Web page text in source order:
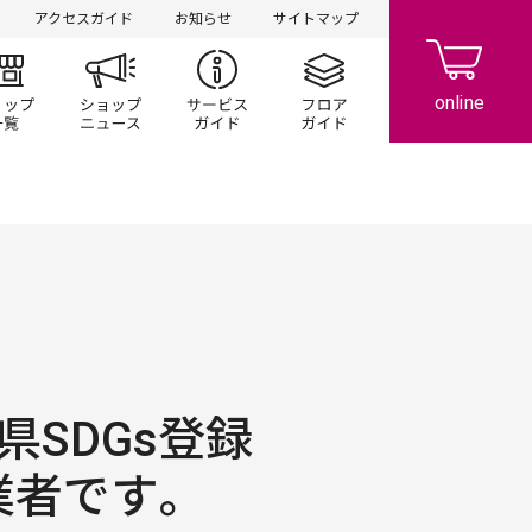
アクセスガイド お知らせ サイトマップ
ト/キャンペーン
ショップ一覧 ショップニュースサービスガイドフロアガイド
SDGs登録
です。